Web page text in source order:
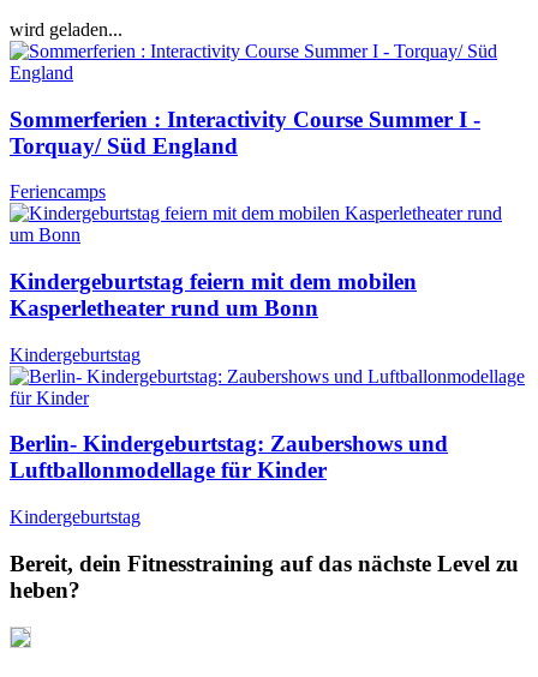
wird geladen...
Sommerferien : Interactivity Course Summer I -
Torquay/ Süd England
Feriencamps
Kindergeburtstag feiern mit dem mobilen
Kasperletheater rund um Bonn
Kindergeburtstag
Berlin- Kindergeburtstag: Zaubershows und
Luftballonmodellage für Kinder
Kindergeburtstag
Bereit, dein Fitnesstraining auf das nächste Level zu
heben?